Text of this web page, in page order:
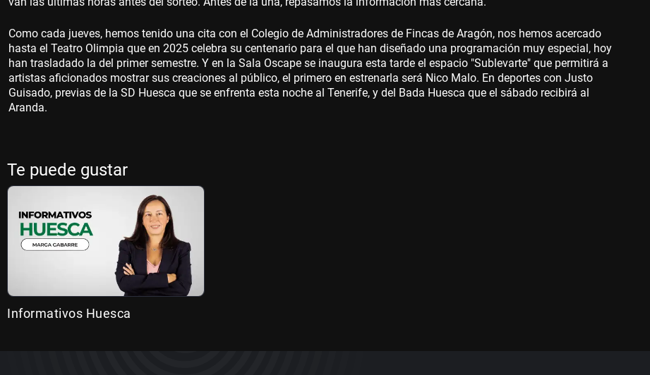
Como cada jueves, hemos tenido una cita con el Colegio de Administradores de Fincas de Aragón, nos hemos acercado
hasta el Teatro Olimpia que en 2025 celebra su centenario para el que han diseñado una programación muy especial, hoy
han trasladado la del primer semestre. Y en la Sala Oscape se inaugura esta tarde el espacio "Sublevarte" que permitirá a
artistas aficionados mostrar sus creaciones al público, el primero en estrenarla será Nico Malo. En deportes con Justo
Guisado, previas de la SD Huesca que se enfrenta esta noche al Tenerife, y del Bada Huesca que el sábado recibirá al
Aranda.
Te puede gustar
Informativos Huesca